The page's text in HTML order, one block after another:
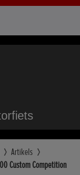
Artikels
Custom Competition